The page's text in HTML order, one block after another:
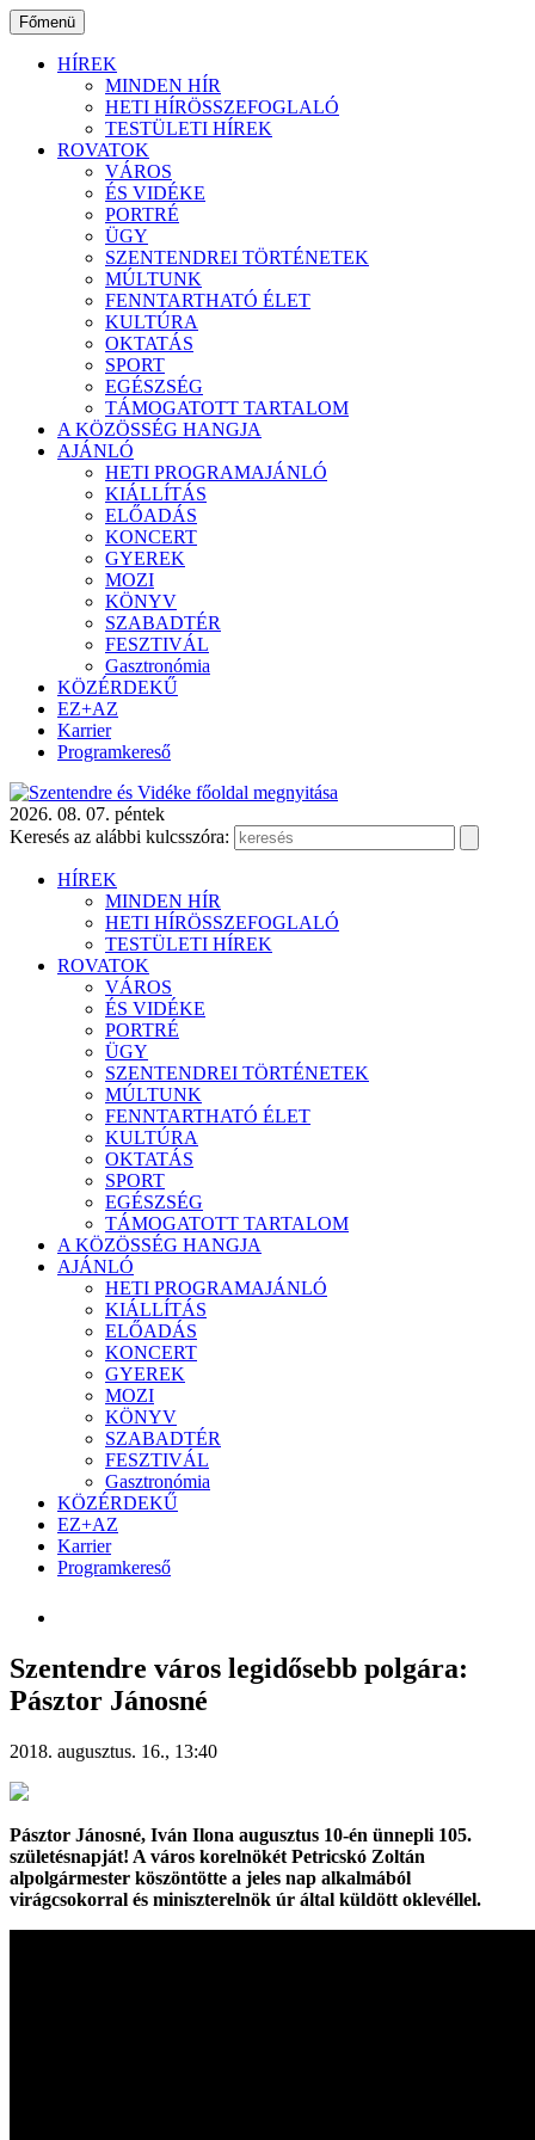
Ugrás
a
tartalomhoz
Főmenü
HÍREK
MINDEN HÍR
HETI HÍRÖSSZEFOGLALÓ
TESTÜLETI HÍREK
ROVATOK
VÁROS
ÉS VIDÉKE
PORTRÉ
ÜGY
SZENTENDREI TÖRTÉNETEK
MÚLTUNK
FENNTARTHATÓ ÉLET
KULTÚRA
OKTATÁS
SPORT
EGÉSZSÉG
TÁMOGATOTT TARTALOM
A KÖZÖSSÉG HANGJA
AJÁNLÓ
HETI PROGRAMAJÁNLÓ
KIÁLLÍTÁS
ELŐADÁS
KONCERT
GYEREK
MOZI
KÖNYV
SZABADTÉR
FESZTIVÁL
Gasztronómia
KÖZÉRDEKŰ
EZ+AZ
Karrier
Programkereső
2026. 08. 07. péntek
Keresés az alábbi kulcsszóra:
HÍREK
MINDEN HÍR
HETI HÍRÖSSZEFOGLALÓ
TESTÜLETI HÍREK
ROVATOK
VÁROS
ÉS VIDÉKE
PORTRÉ
ÜGY
SZENTENDREI TÖRTÉNETEK
MÚLTUNK
FENNTARTHATÓ ÉLET
KULTÚRA
OKTATÁS
SPORT
EGÉSZSÉG
TÁMOGATOTT TARTALOM
A KÖZÖSSÉG HANGJA
AJÁNLÓ
HETI PROGRAMAJÁNLÓ
KIÁLLÍTÁS
ELŐADÁS
KONCERT
GYEREK
MOZI
KÖNYV
SZABADTÉR
FESZTIVÁL
Gasztronómia
KÖZÉRDEKŰ
EZ+AZ
Karrier
Programkereső
Szentendre város legidősebb polgára:
Pásztor Jánosné
2018. augusztus. 16., 13:40
Pásztor Jánosné, Iván Ilona augusztus 10-én ünnepli 105.
születésnapját! A város korelnökét Petricskó Zoltán
alpolgármester köszöntötte a jeles nap alkalmából
virágcsokorral és miniszterelnök úr által küldött oklevéllel.